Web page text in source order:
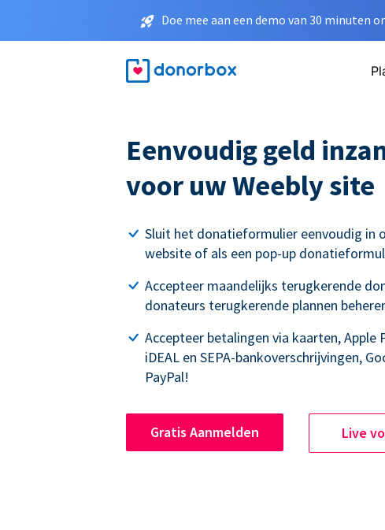
Doe mee aan een demo van 30 minuten
Eenvoudig geld
voor uw Weebly site
Sluit het donatieformulier eenvoudig in
website of als een pop-up
Accepteer maandelijks terugkerende
donateurs terugkerende plannen
Accepteer betalingen via kaarten, Apple
iDEAL en SEPA-bankoverschrijvingen,
PayPal!
Gratis Aanmelden Live